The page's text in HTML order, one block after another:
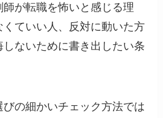
が転職を怖いと感じる理
ていい人、反対に動いた方
ないために書き出したい条
の細かいチェック方法では